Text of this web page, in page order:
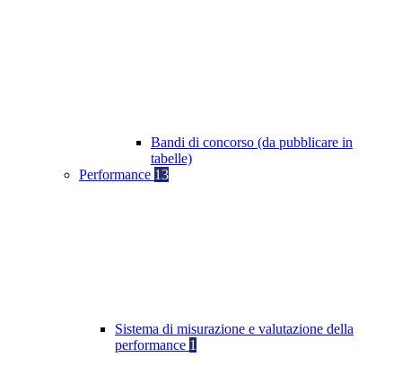
Bandi di concorso (da pubblicare in
tabelle)
Performance 13
Sistema di misurazione e valutazione della
performance 1